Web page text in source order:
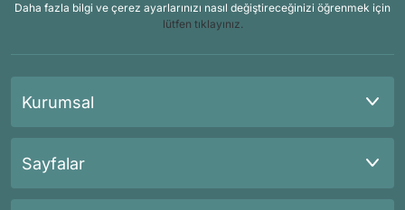
Daha fazla bilgi ve çerez ayarlarınızı nasıl değiştireceğinizi öğrenmek için
lütfen tıklayınız.
Kurumsal
Sayfalar